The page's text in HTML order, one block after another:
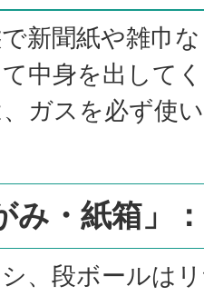
新聞紙や雑巾
中身を出して
ガスを必ず使
み・紙箱」
、段ボールは